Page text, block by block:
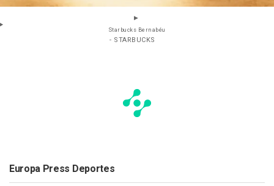
Starbucks Bernabéu
- STARBUCKS
Europa Press Deportes